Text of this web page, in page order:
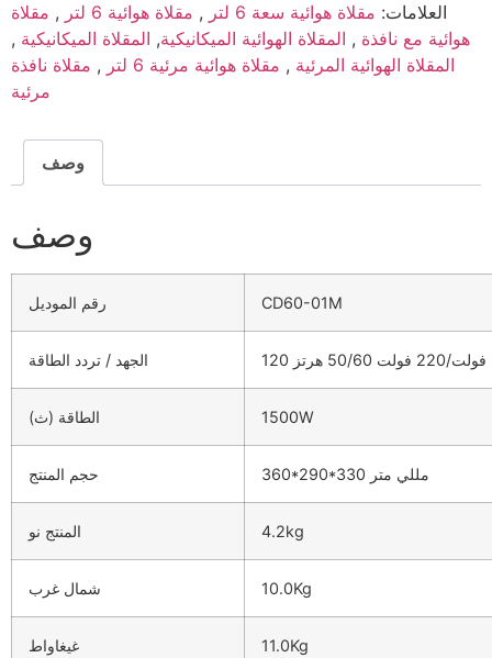
العلامات: مقلاة هوائية سعة 6 لتر , مقلاة هوائية 6 لتر , مقلاة
هوائية مع نافذة , المقلاة الهوائية الميكانيكية, المقلاة الميكانيكية ,
المقلاة الهوائية المرئية , مقلاة هوائية مرئية 6 لتر , مقلاة نافذة
وصف
وصف
رقم الموديل CD60-01M
الجهد / تردد الطاقة 120 فولت/220 فولت 50/60 هرتز
الطاقة (ث) 1500W
حجم المنتج 360*290*330 مللي متر
المنتج نو 4.2kg
شمال غرب 10.0Kg
غيغاواط 11.0Kg